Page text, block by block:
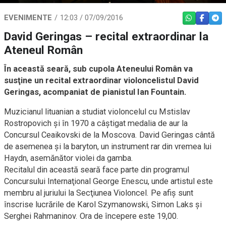
EVENIMENTE 12:03 / 07/09/2016 WHATSAPP
David Geringas – recital extraordinar la
Ateneul Român
În această seară, sub cupola Ateneului Român va
susţine un recital extraordinar violoncelistul David
Geringas, acompaniat de pianistul Ian Fountain.
Muzicianul lituanian a studiat violoncelul cu Mstislav
Rostropovich şi în 1970 a câştigat medalia de aur la
Concursul Ceaikovski de la Moscova. David Geringas cântă
de asemenea şi la baryton, un instrument rar din vremea lui
Haydn, asemănător violei da gamba.
Recitalul din această seară face parte din programul
Concursului Internaţional George Enescu, unde artistul este
membru al juriului la Secţiunea Violoncel. Pe afiş sunt
înscrise lucrările de Karol Szymanowski, Simon Laks şi
Serghei Rahmaninov. Ora de începere este 19,00.